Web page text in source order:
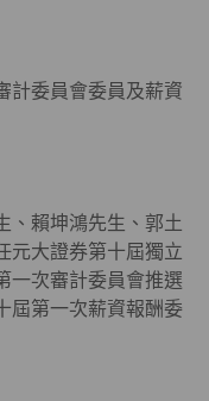
計委員會委員及薪資
、賴坤鴻先生、郭土
元大證券第十屆獨立
一次審計委員會推選
屆第一次薪資報酬委